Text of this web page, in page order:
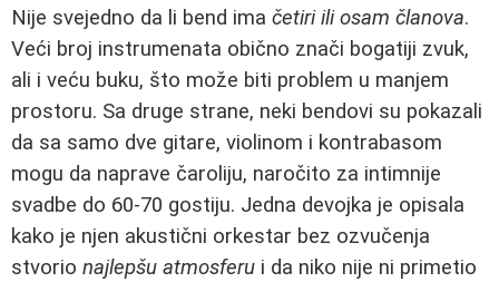
Nije svejedno da li bend ima četiri ili osam članova.
Veći broj instrumenata obično znači bogatiji zvuk,
ali i veću buku, što može biti problem u manjem
prostoru. Sa druge strane, neki bendovi su pokazali
da sa samo dve gitare, violinom i kontrabasom
mogu da naprave čaroliju, naročito za intimnije
svadbe do 60-70 gostiju. Jedna devojka je opisala
kako je njen akustični orkestar bez ozvučenja
stvorio najlepšu atmosferu i da niko nije ni primetio